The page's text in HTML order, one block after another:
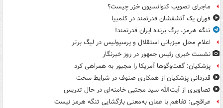
ماجرای تصویب کنوانسیون خزر چیست؟
فوران یک آتشفشان قدرتمند در کلمبیا
تنگه هرمز، برگ برنده ایران قدرتمند!
اعلام محل میزبانی استقلال و پرسپولیس در لیگ برتر
نشست خبری رئیس جمهور در روز خبرنگار
پزشکیان: گفت‌وگوها آمریکا را مجبور به همراهی کرد
قدردانی پزشکیان از همکاری صنوف در شرایط سخت
تصاویری از آیت‌الله سید مجتبی خامنه‌ای در حال تدریس
عراقچی: تفاهم با عمان به‌معنی بازگشایی تنگه هرمز نیست